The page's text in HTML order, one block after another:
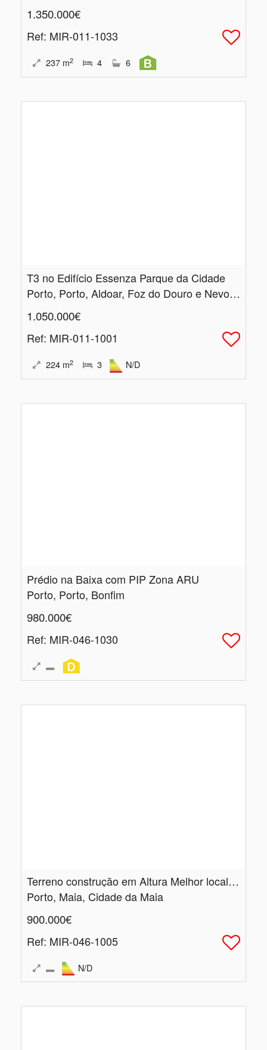
1.350.000€
Ref: MIR-011-1033
237 m2 4 6
T3 no Edifício Essenza Parque da Cidade
Porto, Porto, Aldoar, Foz do Douro e Nevogilde
1.050.000€
Ref: MIR-011-1001
224 m2 3 N/D
Prédio na Baixa com PIP Zona ARU
Porto, Porto, Bonfim
980.000€
Ref: MIR-046-1030
Terreno construção em Altura Melhor local da Maia
Porto, Maia, Cidade da Maia
900.000€
Ref: MIR-046-1005
N/D